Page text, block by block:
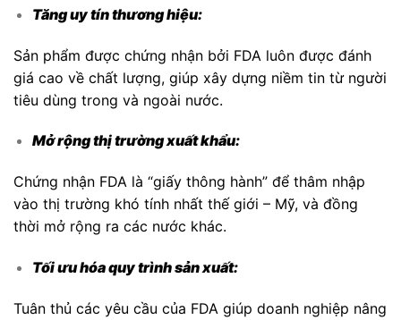
Tăng uy tín thương hiệu:
Sản phẩm được chứng nhận bởi FDA luôn được đánh
giá cao về chất lượng, giúp xây dựng niềm tin từ người
tiêu dùng trong và ngoài nước.
Mở rộng thị trường xuất khẩu:
Chứng nhận FDA là “giấy thông hành” để thâm nhập
vào thị trường khó tính nhất thế giới – Mỹ, và đồng
thời mở rộng ra các nước khác.
Tối ưu hóa quy trình sản xuất:
Tuân thủ các yêu cầu của FDA giúp doanh nghiệp nâng